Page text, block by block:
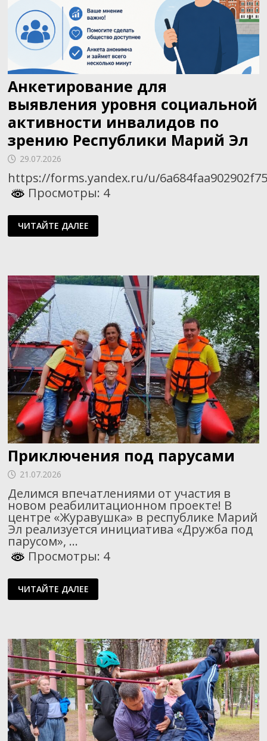
Анкетирование для
выявления уровня социальной
активности инвалидов по
зрению Республики Марий Эл
29.07.2026
https://forms.yandex.ru/u/
Просмотры: 4
АНКЕТИРОВАНИЕ
ДЛЯ
ВЫЯВЛЕНИЯ
ПО
ЗРЕНИЮ
РЕСПУБЛИКИ
МАРИЙ
ЭЛ
ЧИТАЙТЕ ДАЛЕЕ
Приключения под парусами
21.07.2026
Делимся впечатлениями от участия в
новом реабилитационном проекте! В
центре «Журавушка» в республике Марий
Эл реализуется инициатива «Дружба под
парусом», …
Просмотры: 4
ПРИКЛЮЧЕНИЯ
ПОД
ПАРУСАМИ
ЧИТАЙТЕ ДАЛЕЕ